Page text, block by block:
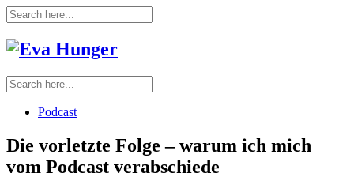
Podcast
Die vorletzte Folge – warum ich mich
vom Podcast verabschiede